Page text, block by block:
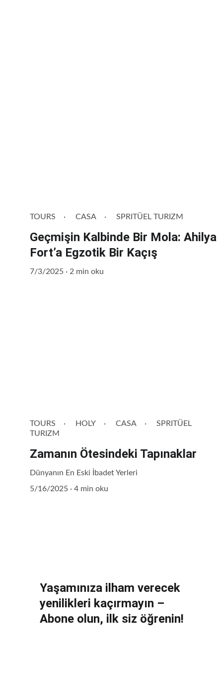
TOURS CASA SPRITÜEL TURIZM
Geçmişin Kalbinde Bir Mola: Ahilya
Fort’a Egzotik Bir Kaçış
7/3/2025 2 min oku
TOURS HOLY CASA
SPRITÜEL
TURIZM
Zamanın Ötesindeki Tapınaklar
Dünyanın En Eski İbadet Yerleri
5/16/2025
4 min oku
Yaşamınıza ilham verecek
yenilikleri kaçırmayın –
Abone olun, ilk siz öğrenin!